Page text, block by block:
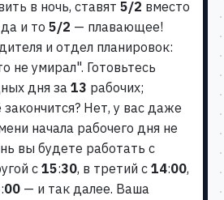
в ночь, ставят 5/2 вместо
и то 5/2 — плавающее!
и отдел планировок:
не умирал". Готовьтесь
дня за13 рабочих;
Нет, у вас даже
начала рабочего дня не
вы будете работать с
с 15:30, в третий с 14:00,
:00 — и так далее. Ваша